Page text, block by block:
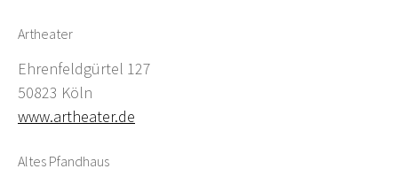
Artheater
Ehrenfeldgürtel 127
50823 Köln
www.artheater.de
Altes Pfandhaus